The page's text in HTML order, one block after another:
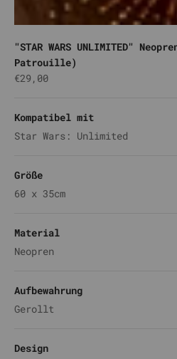
"STAR WARS UNLIMITED"
Patrouille)
Angebot
€29,00
Kompatibel mit
Star Wars: Unlimited
Größe
60 x 35cm
Material
Neopren
Aufbewahrung
Gerollt
Design